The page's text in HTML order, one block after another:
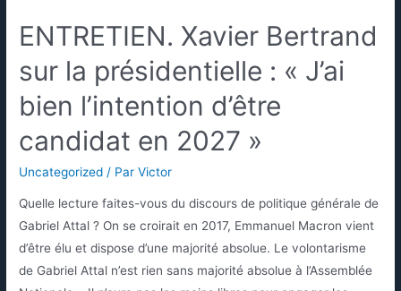
ENTRETIEN. Xavier Bertrand
sur la présidentielle : « J’ai
bien l’intention d’être
candidat en 2027 »
Uncategorized / ParVictor
Quelle lecture faites-vous du discours de politique générale de
Gabriel Attal ? On se croirait en 2017, Emmanuel Macron vient
d’être élu et dispose d’une majorité absolue. Le volontarisme
de Gabriel Attal n’est rien sans majorité absolue à l’Assemblée